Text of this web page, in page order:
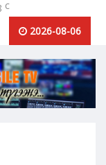
c
2026-08-06